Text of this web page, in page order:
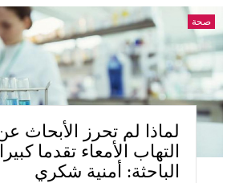
صحة
لماذا لم تحرز
التهاب الأمعاء تقدما
الباحثة: أمنية شكري